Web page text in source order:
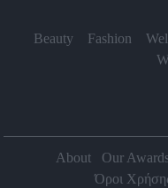
Beauty Fashion
About Our
Όροι